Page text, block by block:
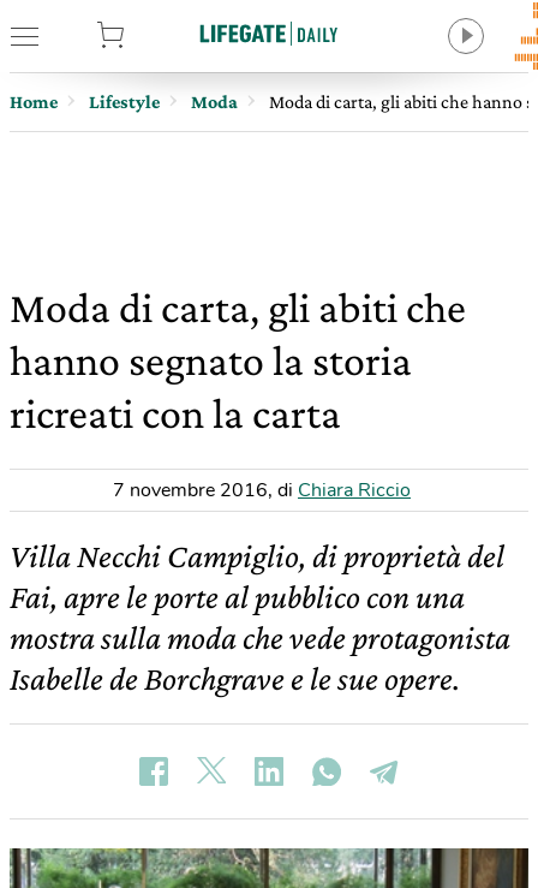
Home Lifestyle Moda Moda di carta, gli abiti che hanno
Moda di carta, gli abiti che
hanno segnato la storia
ricreati con la carta
7 novembre 2016, di Chiara Riccio
Villa Necchi Campiglio, di proprietà del
Fai, apre le porte al pubblico con una
mostra sulla moda che vede protagonista
Isabelle de Borchgrave e le sue opere.